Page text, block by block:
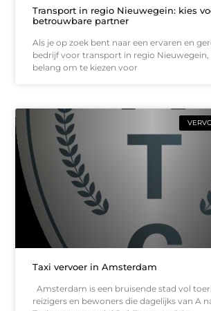
Transport in regio Nieuwegein: kies
betrouwbare partner
Als je op zoek bent naar een ervaren en
bedrijf voor transport in regio
belang om te kiezen voor
Taxi vervoer in Amsterdam
Amsterdam is een bruisende stad vol
reizigers en bewoners die dagelijks van A